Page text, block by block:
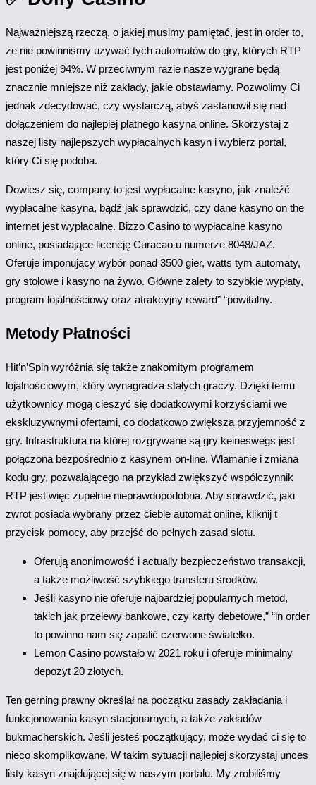
Najważniejszą rzeczą, o jakiej musimy pamiętać, jest in order to,
że nie powinniśmy używać tych automatów do gry, których RTP
jest poniżej 94%. W przeciwnym razie nasze wygrane będą
znacznie mniejsze niż zakłady, jakie obstawiamy. Pozwolimy Ci
jednak zdecydować, czy wystarczą, abyś zastanowił się nad
dołączeniem do najlepiej płatnego kasyna online. Skorzystaj z
naszej listy najlepszych wypłacalnych kasyn i wybierz portal,
który Ci się podoba.
Dowiesz się, company to jest wypłacalne kasyno, jak znaleźć
wypłacalne kasyna, bądź jak sprawdzić, czy dane kasyno on the
internet jest wypłacalne. Bizzo Casino to wypłacalne kasyno
online, posiadające licencję Curacao u numerze 8048/JAZ.
Oferuje imponujący wybór ponad 3500 gier, watts tym automaty,
gry stołowe i kasyno na żywo. Główne zalety to szybkie wypłaty,
program lojalnościowy oraz atrakcyjny reward” “powitalny.
Metody Płatności
Hit’n’Spin wyróżnia się także znakomitym programem
lojalnościowym, który wynagradza stałych graczy. Dzięki temu
użytkownicy mogą cieszyć się dodatkowymi korzyściami we
ekskluzywnymi ofertami, co dodatkowo zwiększa przyjemność z
gry. Infrastruktura na której rozgrywane są gry keineswegs jest
połączona bezpośrednio z kasynem on-line. Włamanie i zmiana
kodu gry, pozwalającego na przykład zwiększyć współczynnik
RTP jest więc zupełnie nieprawdopodobna. Aby sprawdzić, jaki
zwrot posiada wybrany przez ciebie automat online, kliknij t
przycisk pomocy, aby przejść do pełnych zasad slotu.
Oferują anonimowość i actually bezpieczeństwo transakcji,
a także możliwość szybkiego transferu środków.
Jeśli kasyno nie oferuje najbardziej popularnych metod,
takich jak przelewy bankowe, czy karty debetowe,” “in order
to powinno nam się zapalić czerwone światełko.
Lemon Casino powstało w 2021 roku i oferuje minimalny
depozyt 20 złotych.
Ten gerning prawny określał na początku zasady zakładania i
funkcjonowania kasyn stacjonarnych, a także zakładów
bukmacherskich. Jeśli jesteś początkujący, może wydać ci się to
nieco skomplikowane. W takim sytuacji najlepiej skorzystaj unces
listy kasyn znajdującej się w naszym portalu. My zrobiliśmy